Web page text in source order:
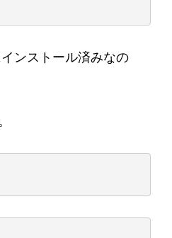
ンストール済みなの